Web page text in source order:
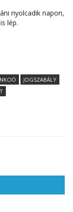
nyolcadik napon,
lép.
JOGSZABÁLY